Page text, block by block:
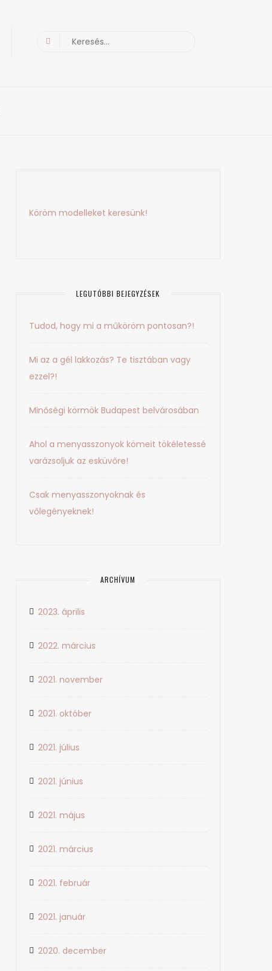
Search
Köröm modelleket keresünk!
LEGUTÓBBI BEJEGYZÉSEK
Tudod, hogy mi a műköröm pontosan?!
Mi az a gél lakkozás? Te tisztában vagy
ezzel?!
Minőségi körmök Budapest belvárosában
Ahol a menyasszonyok kömeit tökéletessé
varázsoljuk az esküvőre!
Csak menyasszonyoknak és
vőlegényeknek!
ARCHÍVUM
2023. április
2022. március
2021. november
2021. október
2021. július
2021. június
2021. május
2021. március
2021. február
2021. január
2020. december